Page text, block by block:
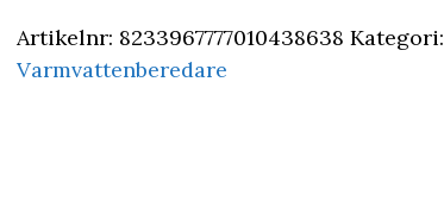
Artikelnr: 8233967777010438638 Kategori:
Varmvattenberedare